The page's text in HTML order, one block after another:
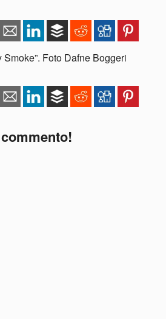
Smoke”. Foto Dafne Boggeri